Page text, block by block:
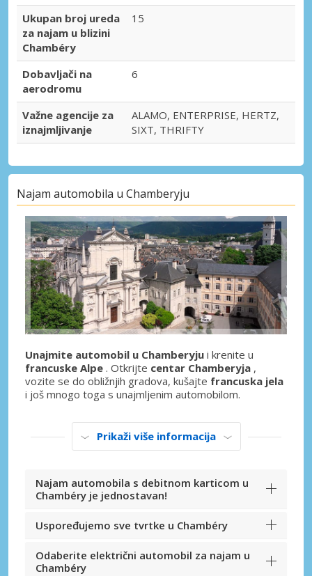
Ukupan broj ureda
za najam u blizini
Chambéry
15
Dobavljači na
aerodromu
6
Važne agencije za
iznajmljivanje
ALAMO, ENTERPRISE, HERTZ,
SIXT, THRIFTY
Najam automobila u Chamberyju
Unajmite automobil u Chamberyju i krenite u
francuske Alpe . Otkrijte centar Chamberyja ,
vozite se do obližnjih gradova, kušajte francuska jela
i još mnogo toga s unajmljenim automobilom.
Prikaži više informacija
Najam automobila s debitnom karticom u
Chambéry je jednostavan!
Uspoređujemo sve tvrtke u Chambéry
Odaberite električni automobil za najam u
Chambéry